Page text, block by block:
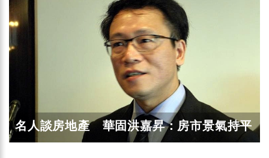
名人談房地產 華固洪嘉昇：房市景氣持平